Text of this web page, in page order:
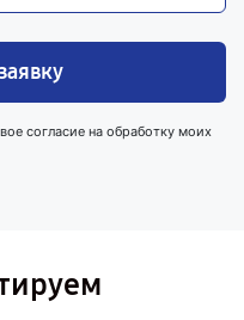
согласие на обработку моих